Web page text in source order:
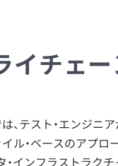
イチェー
、テスト・エンジニ
イル・ベースのアプ
・インフラストラク